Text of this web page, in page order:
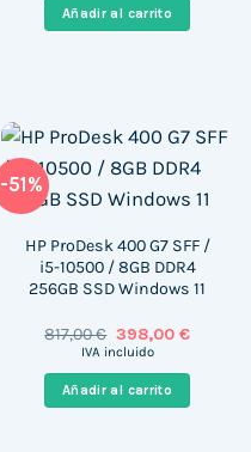
era:
721,00 €.
es:
Añadir al carrito
-51%
HP ProDesk 400 G7 SFF /
i5-10500 / 8GB DDR4
256GB SSD Windows 11
817,00€ El
precio
era:
817,00 €.
398,00 €El
es:
398,00
IVA incluido
Añadir al carrito